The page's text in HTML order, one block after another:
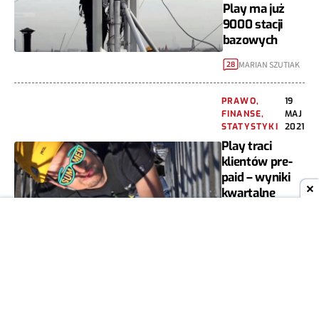
Play ma już
9000 stacji
bazowych
28 MARIAN SZUTIAK
PRAWO,
FINANSE,
STATYSTYKI
19
MAJ
2021
Play traci
klientów pre-
paid – wyniki
kwartalne